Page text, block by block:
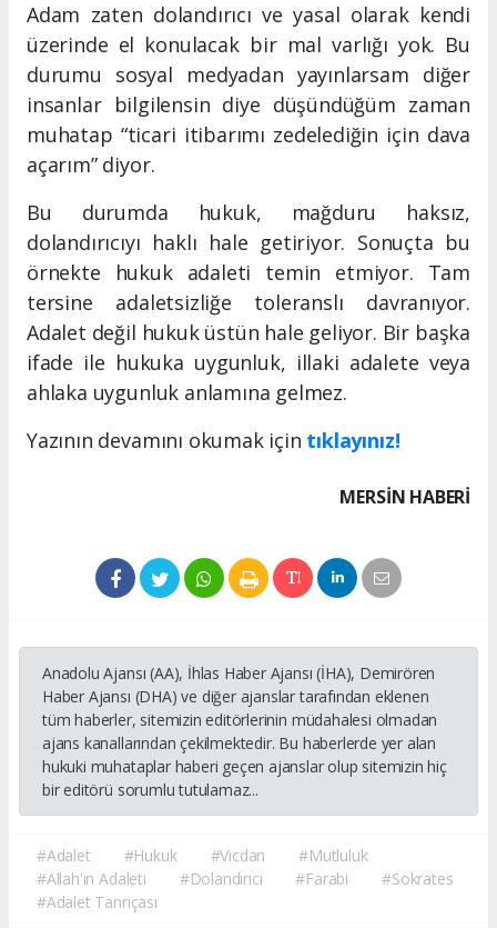
Adam zaten dolandırıcı ve yasal olarak kendi
üzerinde el konulacak bir mal varlığı yok. Bu
durumu sosyal medyadan yayınlarsam diğer
insanlar bilgilensin diye düşündüğüm zaman
muhatap “ticari itibarımı zedelediğin için dava
açarım” diyor.
Bu durumda hukuk, mağduru haksız,
dolandırıcıyı haklı hale getiriyor. Sonuçta bu
örnekte hukuk adaleti temin etmiyor. Tam
tersine adaletsizliğe toleranslı davranıyor.
Adalet değil hukuk üstün hale geliyor. Bir başka
ifade ile hukuka uygunluk, illaki adalete veya
ahlaka uygunluk anlamına gelmez.
Yazının devamını okumak için tıklayınız!
MERSIN HABERİ
Anadolu Ajansı (AA), İhlas Haber Ajansı (İHA), Demirören
Haber Ajansı (DHA) ve diğer ajanslar tarafından eklenen
tüm haberler, sitemizin editörlerinin müdahalesi olmadan
ajans kanallarından çekilmektedir. Bu haberlerde yer alan
hukuki muhataplar haberi geçen ajanslar olup sitemizin hiç
bir editörü sorumlu tutulamaz...
#Adalet #Hukuk #Vicdan
#Mutluluk
#Allah'ın Adaleti
#Dolandırıcı #Farabi
#Sokrates
#Adalet Tanrıçası